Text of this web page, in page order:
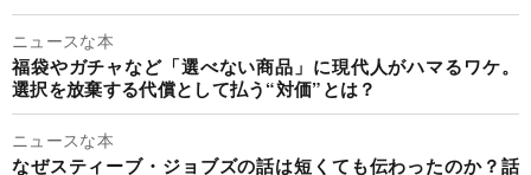
ニュースな本
福袋やガチャなど「選べない商品」に現代人がハマるワケ。
選択を放棄する代償として払う“対価”とは？
ニュースな本
なぜスティーブ・ジョブズの話は短くても伝わったのか？話